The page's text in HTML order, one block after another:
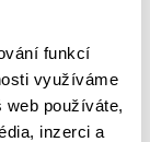
funkcí
využíváme
web používáte,
inzerci a